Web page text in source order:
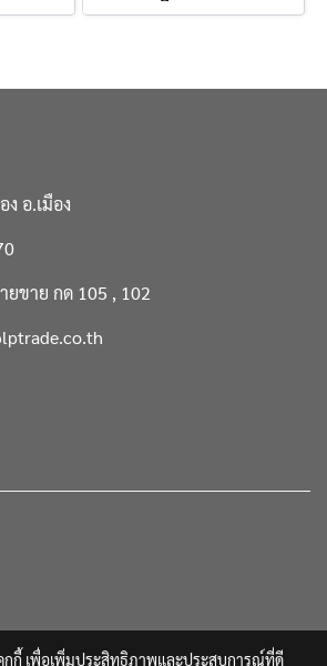
อ.เมือง
ยขาย กด 105 , 102
กกี้ เพื่อเพิ่มประสิทธิภาพและประสบการณ์ที่ดี